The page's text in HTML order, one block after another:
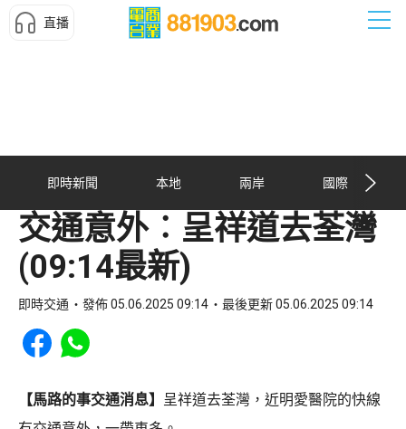
直播
即時新聞 本地 兩岸 國際
交通意外︰呈祥道去荃灣
(09:14最新)
即時交通 發佈 05.06.2025 09:14 最後更新 05.06.2025 09:14
Share to Facebook
Share to WhatsApp
【馬路的事交通消息】 呈祥道去荃灣，近明愛醫院的快線